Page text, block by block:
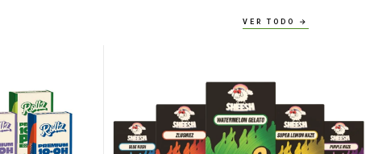
VER TODO →